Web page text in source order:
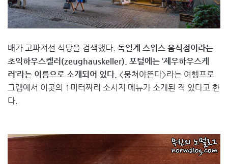
배가 고파져선 식당을 검색했다. 독일계 스위스 음식점이라는
초익하우스켈러(zeughauskeller). 포털에는 ‘제우하우스케
러’라는 이름으로 소개되어 있다. <뭉쳐야뜬다>라는 여행프로
그램에서 이곳의 1미터짜리 소시지 메뉴가 소개된 적 있다고 한
다.